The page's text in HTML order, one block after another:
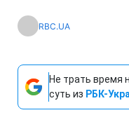
RBC.UA
Не трать время
суть из РБК-